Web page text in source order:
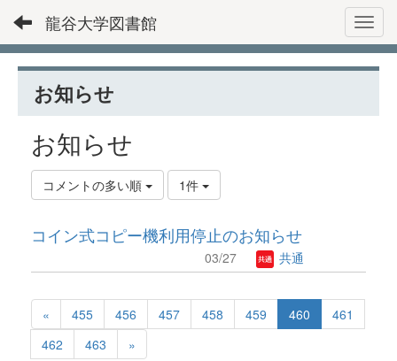
龍谷大学図書館
お知らせ
お知らせ
コメントの多い順 1件
コイン式コピー機利用停止のお知らせ
03/27 共通
« 455 456 457 458 459 460
461
462
463 »